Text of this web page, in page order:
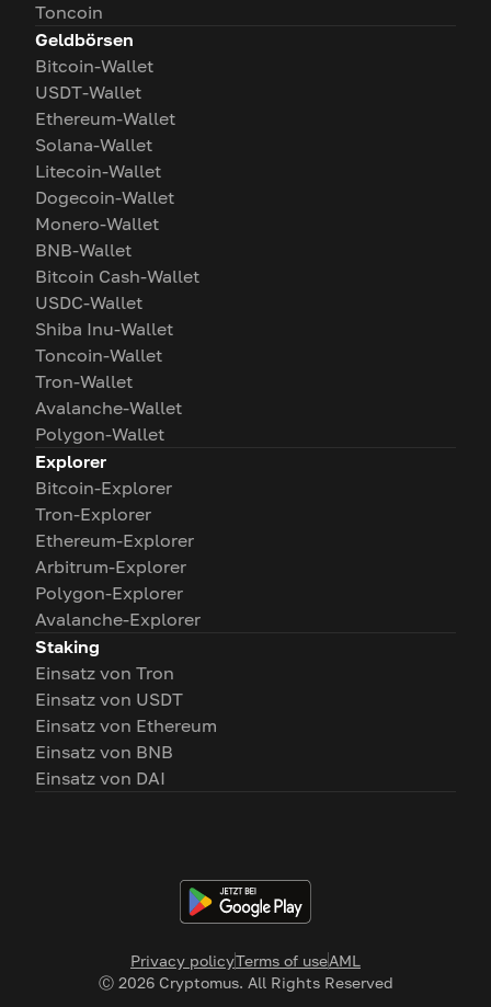
Privacy policyTerms of useAML
Ⓒ 2026Cryptomus. All Rights Reserved
Toncoin
Geldbörsen
Bitcoin-Wallet
USDT-Wallet
Ethereum-Wallet
Solana-Wallet
Litecoin-Wallet
Dogecoin-Wallet
Monero-Wallet
BNB-Wallet
Bitcoin Cash-Wallet
USDC-Wallet
Shiba Inu-Wallet
Toncoin-Wallet
Tron-Wallet
Avalanche-Wallet
Polygon-Wallet
Explorer
Bitcoin-Explorer
Tron-Explorer
Ethereum-Explorer
Arbitrum-Explorer
Polygon-Explorer
Avalanche-Explorer
Staking
Einsatz von Tron
Einsatz von USDT
Einsatz von Ethereum
Einsatz von BNB
Einsatz von DAI